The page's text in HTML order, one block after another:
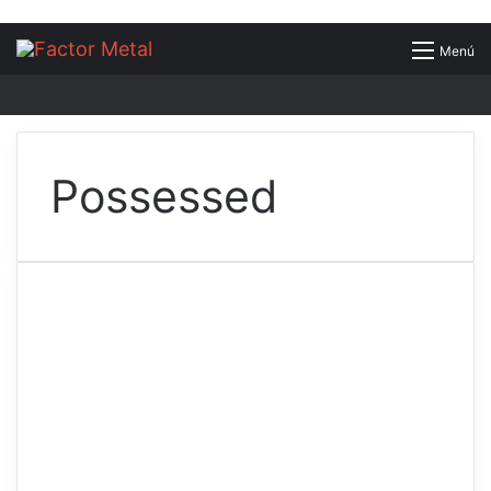
Menú
Buscar
Possessed